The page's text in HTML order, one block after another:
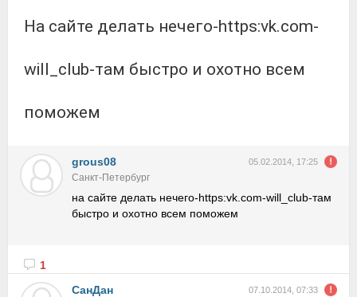
на сайте делать нечего-https:vk.com-
will_club-там быстро и охотно всем
поможем
grous08 05.02.2014, 17:25
Санкт-Петербург
на сайте делать нечего-https:vk.com-will_club-там
быстро и охотно всем поможем
1
СанДан
07.10.2014, 07:33